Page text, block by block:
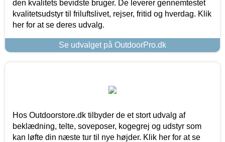
den kvalitets bevidste bruger. De leverer gennemtestet
kvalitetsudstyr til friluftslivet, rejser, fritid og hverdag. Klik
her for at se deres udvalg.
Se udvalget på OutdoorPro.dk
Hos Outdoorstore.dk tilbyder de et stort udvalg af
beklædning, telte, soveposer, kogegrej og udstyr som
kan løfte din næste tur til nye højder. Klik her for at se